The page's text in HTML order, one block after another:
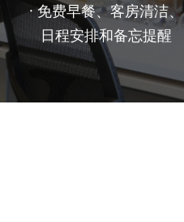
· 免费早餐、客房清洁、
日程安排和备忘提醒